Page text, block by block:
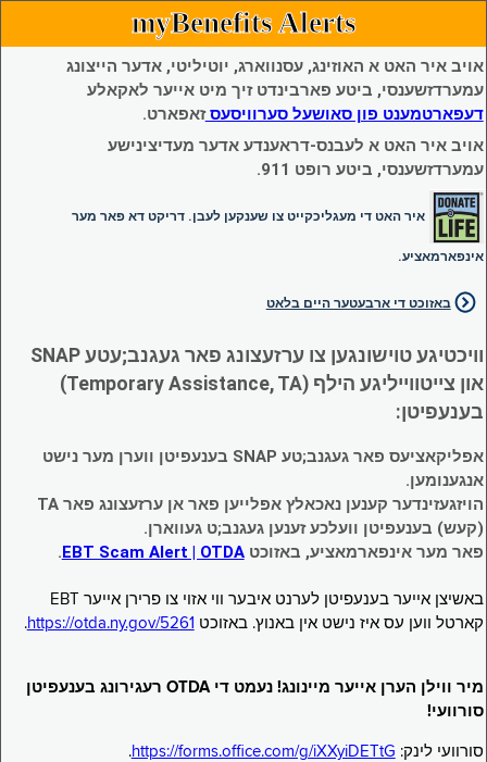
myBenefits Alerts
אויב איר האט א האוזינג, עסנווארג, יוטיליטי, אדער הייצונג
עמערדזשענסי, ביטע פארבינדט זיך מיט אייער לאקאלע
דעפארטמענט פון סאושעל סערוויסעסזאפארט.
אויב איר האט א לעבנס-דראענדע אדער מעדיצינישע
עמערדזשענסי, ביטע רופט 911.
איר האט די מעגליכקייט צו שענקען לעבן. דריקט דא פאר מער
אינפארמאציע.
באזוכט די ארבעטער היים בלאט
וויכטיגע טוישונגען צו ערזעצונג פאר געגנב;עטע SNAP
און צייטווייליגע הילף (Temporary Assistance, TA)
בענעפיטן:
אפליקאציעס פאר געגנב;טע SNAP בענעפיטן ווערן מער נישט
אנגענומען.
הויזגעזינדער קענען נאכאלץ אפּלייען פאר אן ערזעצונג פאר TA
(קעש) בענעפיטן וועלכע זענען געגנב;ט געווארן.
פאר מער אינפארמאציע, באזוכטEBT Scam Alert | OTDA
.
באשיצן אייער בענעפיטן לערנט איבער ווי אזוי צו פרירן אייער EBT
קארטל ווען עס איז נישט אין באנוץ. באזוכט https://otda.ny.gov/5261
.
מיר ווילן הערן אייער מיינונג! נעמט די OTDA רעגירונג בענעפיטן
סורוועי!
סורוועי לינק: https://forms.office.com/g/iXXyiDETtG
.